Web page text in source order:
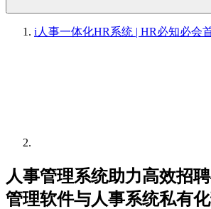
i人事一体化HR系统 | HR必知必会
人事管理系统助力高效招
管理软件与人事系统私有